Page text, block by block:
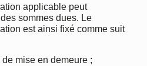
applicable peut
sommes dues. Le
est ainsi fixé comme suit
de mise en demeure ;